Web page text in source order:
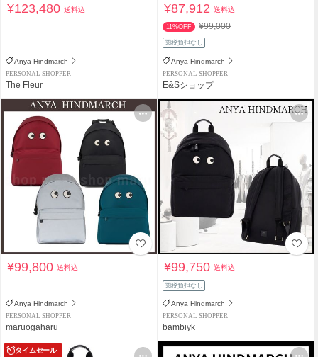
¥123,480送料込
Anya Hindmarch
PERSONAL SHOPPER
The Fleur
¥87,912送料込
11%OFF ¥99,000
関税負担なし
Anya Hindmarch
PERSONAL SHOPPER
E&Sショップ
¥99,800送料込
Anya Hindmarch
PERSONAL SHOPPER
maruogaharu
¥99,750送料込
関税負担なし
Anya Hindmarch
PERSONAL SHOPPER
bambiyk
タイムセール